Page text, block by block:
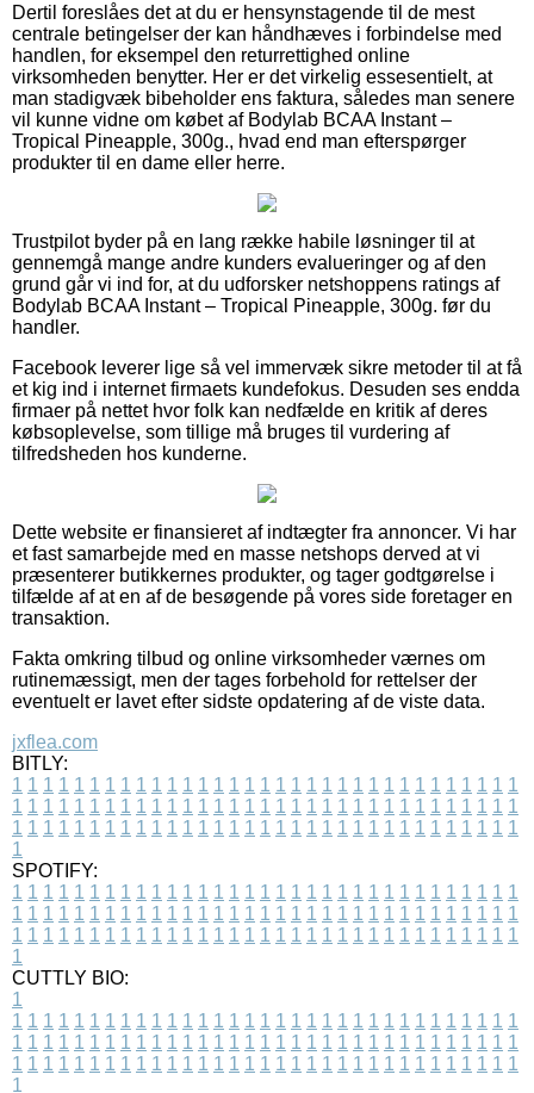
Dertil foreslåes det at du er hensynstagende til de mest
centrale betingelser der kan håndhæves i forbindelse med
handlen, for eksempel den returrettighed online
virksomheden benytter. Her er det virkelig essesentielt, at
man stadigvæk bibeholder ens faktura, således man senere
vil kunne vidne om købet af Bodylab BCAA Instant –
Tropical Pineapple, 300g., hvad end man efterspørger
produkter til en dame eller herre.
Trustpilot byder på en lang række habile løsninger til at
gennemgå mange andre kunders evalueringer og af den
grund går vi ind for, at du udforsker netshoppens ratings af
Bodylab BCAA Instant – Tropical Pineapple, 300g. før du
handler.
Facebook leverer lige så vel immervæk sikre metoder til at få
et kig ind i internet firmaets kundefokus. Desuden ses endda
firmaer på nettet hvor folk kan nedfælde en kritik af deres
købsoplevelse, som tillige må bruges til vurdering af
tilfredsheden hos kunderne.
Dette website er finansieret af indtægter fra annoncer. Vi har
et fast samarbejde med en masse netshops derved at vi
præsenterer butikkernes produkter, og tager godtgørelse i
tilfælde af at en af de besøgende på vores side foretager en
transaktion.
Fakta omkring tilbud og online virksomheder værnes om
rutinemæssigt, men der tages forbehold for rettelser der
eventuelt er lavet efter sidste opdatering af de viste data.
jxflea.com
BITLY:
1 1 1 1 1 1 1 1 1 1 1 1 1 1 1 1 1 1 1 1 1 1 1 1 1 1 1 1 1 1 1 1 1
1 1 1 1 1 1 1 1 1 1 1 1 1 1 1 1 1 1 1 1 1 1 1 1 1 1 1 1 1 1 1 1 1
1 1 1 1 1 1 1 1 1 1 1 1 1 1 1 1 1 1 1 1 1 1 1 1 1 1 1 1 1 1 1 1 1
1
SPOTIFY:
1 1 1 1 1 1 1 1 1 1 1 1 1 1 1 1 1 1 1 1 1 1 1 1 1 1 1 1 1 1 1 1 1
1 1 1 1 1 1 1 1 1 1 1 1 1 1 1 1 1 1 1 1 1 1 1 1 1 1 1 1 1 1 1 1 1
1 1 1 1 1 1 1 1 1 1 1 1 1 1 1 1 1 1 1 1 1 1 1 1 1 1 1 1 1 1 1 1 1
1
CUTTLY BIO:
1
1 1 1 1 1 1 1 1 1 1 1 1 1 1 1 1 1 1 1 1 1 1 1 1 1 1 1 1 1 1 1 1 1
1 1 1 1 1 1 1 1 1 1 1 1 1 1 1 1 1 1 1 1 1 1 1 1 1 1 1 1 1 1 1 1 1
1 1 1 1 1 1 1 1 1 1 1 1 1 1 1 1 1 1 1 1 1 1 1 1 1 1 1 1 1 1 1 1 1
1